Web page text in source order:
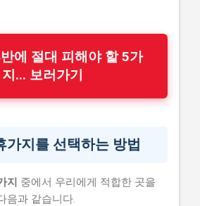
에 절대 피해야 할 5가
지... 보러가기
가지를 선택하는 방법
지 중에서 우리에게 적합한 곳을
음과 같습니다.